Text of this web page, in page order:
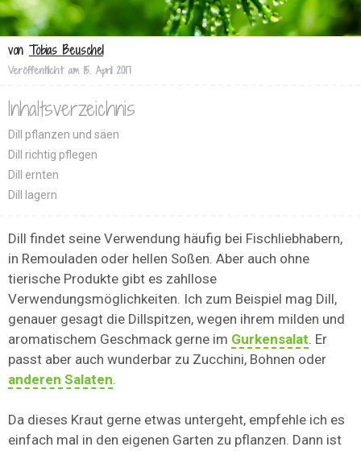
von Tobias Beuschel
Veröffentlicht am 15. April 2017
Inhaltsverzeichnis
Dill pflanzen und säen
Dill richtig pflegen
Dill ernten
Dill lagern
Dill findet seine Verwendung häufig bei Fischliebhabern,
in Remouladen oder hellen Soßen. Aber auch ohne
tierische Produkte gibt es zahllose
Verwendungsmöglichkeiten. Ich zum Beispiel mag Dill,
genauer gesagt die Dillspitzen, wegen ihrem milden und
aromatischem Geschmack gerne im Gurkensalat. Er
passt aber auch wunderbar zu Zucchini, Bohnen oder
anderen Salaten.
Da dieses Kraut gerne etwas untergeht, empfehle ich es
einfach mal in den eigenen Garten zu pflanzen. Dann ist